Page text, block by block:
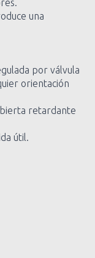
una
por válvula
orientación
retardante
útil.